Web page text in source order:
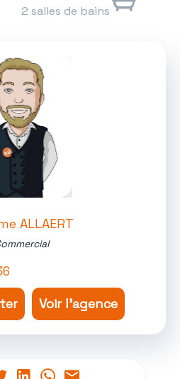
2 salles de bains
ALLAERT
Voir l'agence